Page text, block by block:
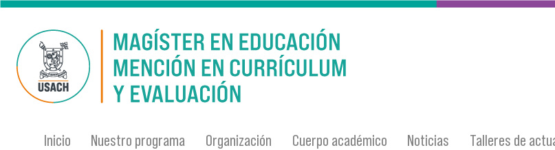
Pasar al contenido principal
Inicio Nuestro programa Organización Cuerpo académico Noticias Talleres de